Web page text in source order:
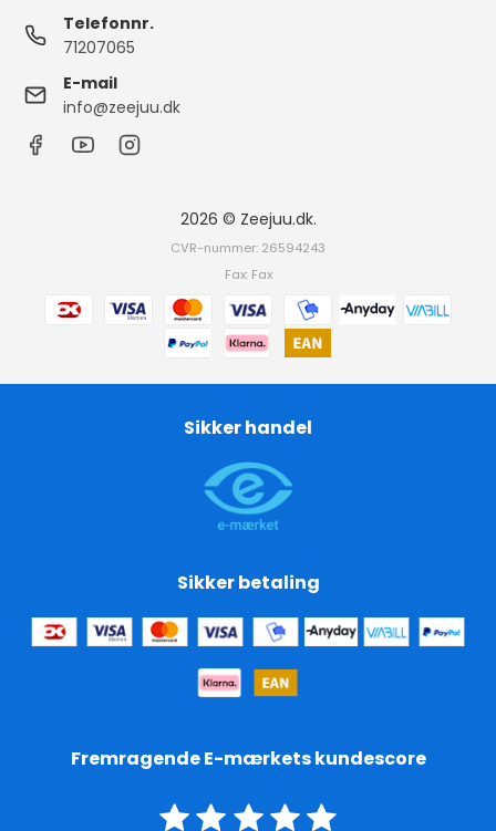
Telefonnr.
71207065
E-mail
info@zeejuu.dk
2026 © Zeejuu.dk.
CVR-nummer: 26594243
Fax: Fax
Sikker handel
Sikker betaling
Fremragende E-mærkets kundescore